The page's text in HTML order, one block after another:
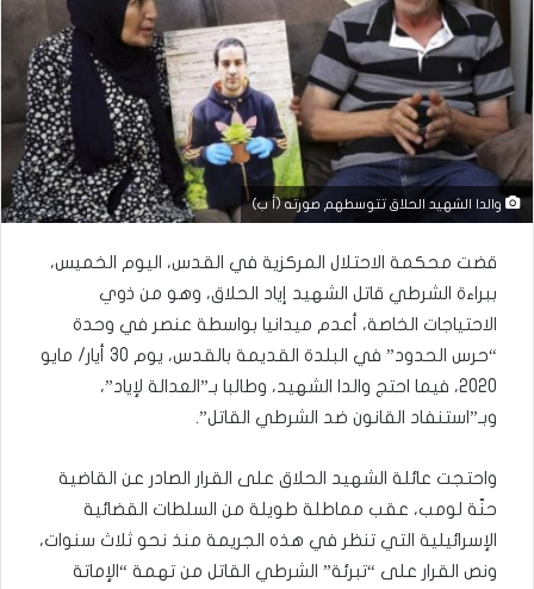
والدا الشهيد الحلاق تتوسطهم صورته (أ ب)
قضت محكمة الاحتلال المركزية في القدس، اليوم الخميس،
ببراءة الشرطي قاتل الشهيد إياد الحلاق، وهو من ذوي
الاحتياجات الخاصة، أعدم ميدانيا بواسطة عنصر في وحدة
“حرس الحدود” في البلدة القديمة بالقدس، يوم 30 أيار/ مايو
2020، فيما احتج والدا الشهيد، وطالبا بـ”العدالة لإياد”،
وبـ”استنفاد القانون ضد الشرطي القاتل”.
واحتجت عائلة الشهيد الحلاق على القرار الصادر عن القاضية
حنّة لومب، عقب مماطلة طويلة من السلطات القضائية
الإسرائيلية التي تنظر في هذه الجريمة منذ نحو ثلاث سنوات،
ونص القرار على “تبرئة” الشرطي القاتل من تهمة “الإماتة